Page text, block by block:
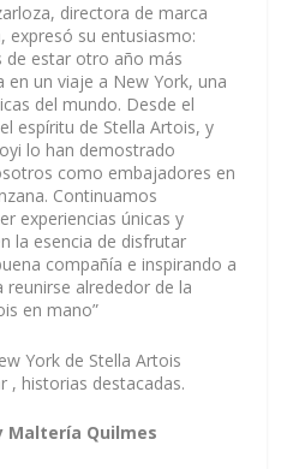
directora de marca
expresó su entusiasmo:
de estar otro año más
un viaje a New York, una
del mundo. Desde el
espíritu de Stella Artois, y
lo han demostrado
como embajadores en
Continuamos
experiencias únicas y
la esencia de disfrutar
compañía e inspirando a
alrededor de la
en mano”
York de Stella Artois
, historias destacadas.
Maltería Quilmes